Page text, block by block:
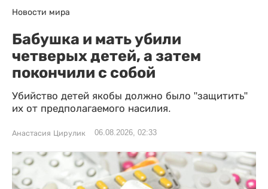
Новости мира
Бабушка и мать убили
четверых детей, а затем
покончили с собой
Убийство детей якобы должно было "защитить"
их от предполагаемого насилия.
Анастасия Цирулик 06.08.2026, 02:33